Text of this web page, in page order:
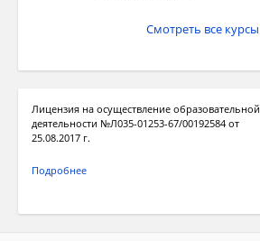
Смотреть все курсы
Лицензия на осуществление образовательной
деятельности №Л035-01253-67/00192584 от
25.08.2017 г.
Подробнее